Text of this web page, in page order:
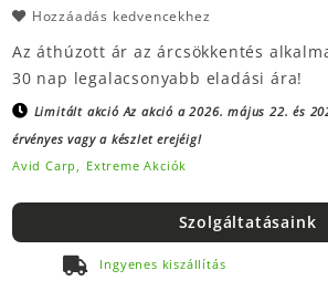
Hozzáadás kedvencekhez
Az áthúzott ár az árcsökkentés
30 nap legalacsonyabb eladási ára!
Limitált akcióAz akció a 2026. május 22. és
érvényes vagy a készlet erejéig!
Avid Carp, Extreme Akciók
Szolgáltatásaink
Ingyenes kiszállítás